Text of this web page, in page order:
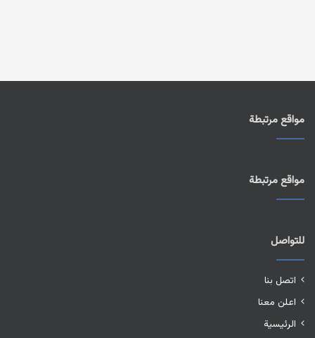
مواقع مرتبطة
مواقع مرتبطة
للتواصل
اتصل بنا
اعلن معنا
الرئيسية